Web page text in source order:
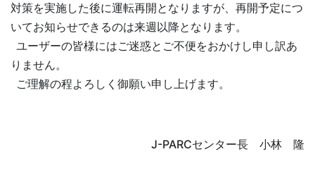
対策を実施した後に運転再開となりますが、再開予定につ
いてお知らせできるのは来週以降となります。
ユーザーの皆様にはご迷惑とご不便をおかけし申し訳あ
りません。
ご理解の程よろしく御願い申し上げます。
J-PARCセンター長 小林 隆